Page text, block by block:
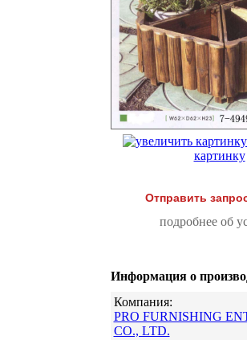
картинку
Отправить
подробнее об
Информация о
Компания:
PRO FURNISHING
CO., LTD.